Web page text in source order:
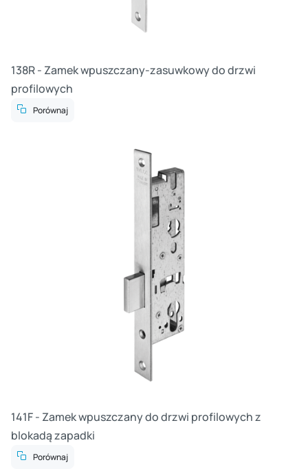
138R - Zamek wpuszczany-zasuwkowy do drzwi
profilowych
Porównaj
141F - Zamek wpuszczany do drzwi profilowych z
blokadą zapadki
Porównaj